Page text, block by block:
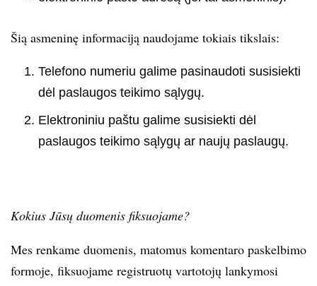
Šią asmeninę informaciją naudojame tokiais tikslais:
Telefono numeriu galime pasinaudoti susisiekti
dėl paslaugos teikimo sąlygų.
Elektroniniu paštu galime susisiekti dėl
paslaugos teikimo sąlygų ar naujų paslaugų.
Kokius Jūsų duomenis fiksuojame?
Mes renkame duomenis, matomus komentaro paskelbimo
formoje, fiksuojame registruotų vartotojų lankymosi